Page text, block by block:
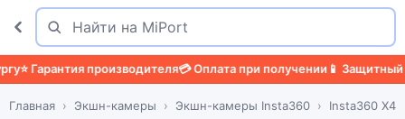
Поиск
Найти
⭐ Гарантия производителя💳 Оплата при получении📱 Защитный
Главная Экшн-камеры Экшн-камеры Insta360 Insta360 X4